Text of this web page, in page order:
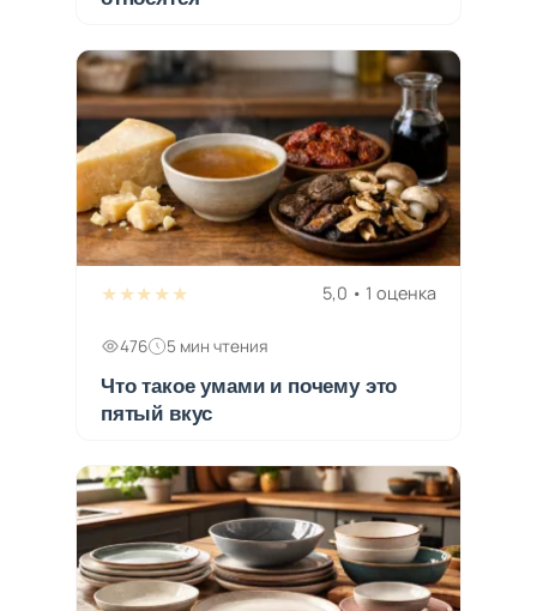
★★★★★ 5,0 • 1 оценка
476 5 мин чтения
Что такое умами и почему это
пятый вкус